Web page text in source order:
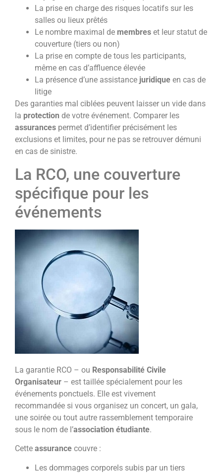
La prise en charge des risques locatifs sur les
salles ou lieux prêtés
Le nombre maximal de membres et leur statut de
couverture (tiers ou non)
La prise en compte de tous les participants,
même en cas d’affluence élevée
La présence d’une assistance juridique en cas de
litige
Des garanties mal ciblées peuvent laisser un vide dans
la protection de votre événement. Comparer les
assurances permet d’identifier précisément les
exclusions et limites, pour ne pas se retrouver démuni
en cas de sinistre.
La RCO, une couverture
spécifique pour les
événements
La garantie RCO – ou Responsabilité Civile
Organisateur – est taillée spécialement pour les
événements ponctuels. Elle est vivement
recommandée si vous organisez un concert, un gala,
une soirée ou tout autre rassemblement temporaire
sous le nom de l’association étudiante.
Cette assurance couvre :
Les dommages corporels subis par un tiers